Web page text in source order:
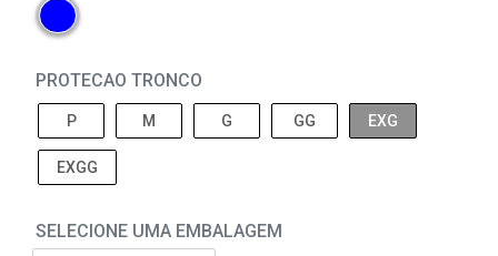
PROTECAO TRONCO
P M G GG EXG
EXGG
SELECIONE UMA EMBALAGEM